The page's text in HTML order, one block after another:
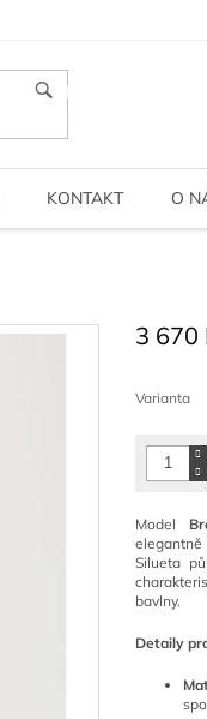
HLEDAT
KONTAKT O
3 670
cena:
Varianta
Model
Silueta
bavlny.
Detaily